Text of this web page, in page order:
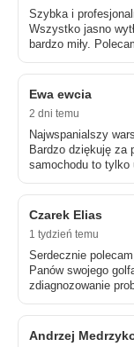
Szybka i
Wszystko jasno
bardzo miły.
Ewa ewcia
2 dni temu
Najwspanialszy
Bardzo dziękuję za
samochodu to tylko
Czarek Elias
1 tydzień temu
Serdecznie
Panów swojego
zdiagnozowanie
Andrzej